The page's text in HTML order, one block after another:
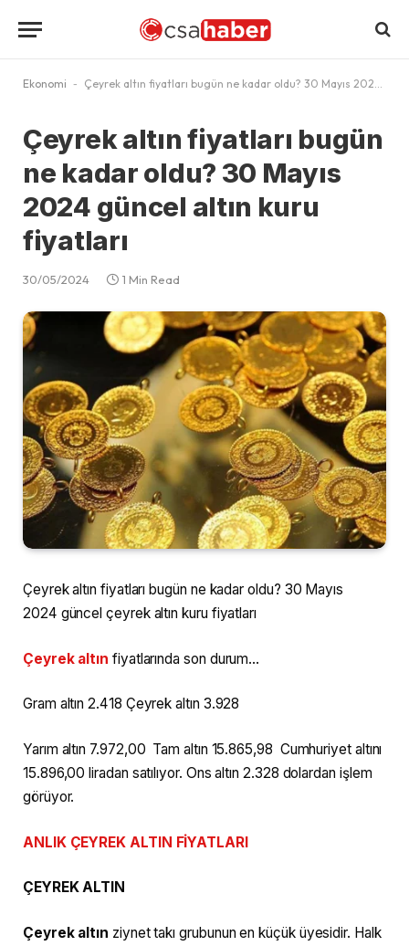
Ekonomi - Çeyrek altın fiyatları bugün ne kadar oldu? 30 Mayıs 2024 güncel altın kuru fiyatları
Çeyrek altın fiyatları bugün
ne kadar oldu? 30 Mayıs
2024 güncel altın kuru
fiyatları
30/05/2024 1 Min Read
Çeyrek altın fiyatları bugün ne kadar oldu? 30 Mayıs
2024 güncel çeyrek altın kuru fiyatları
Çeyrek altın fiyatlarında son durum…
Gram altın 2.418 Çeyrek altın 3.928
Yarım altın 7.972,00 Tam altın 15.865,98 Cumhuriyet altını
15.896,00 liradan satılıyor. Ons altın 2.328 dolardan işlem
görüyor.
ANLIK ÇEYREK ALTIN FİYATLARI
ÇEYREK ALTIN
Çeyrek altın ziynet takı grubunun en küçük üyesidir. Halk